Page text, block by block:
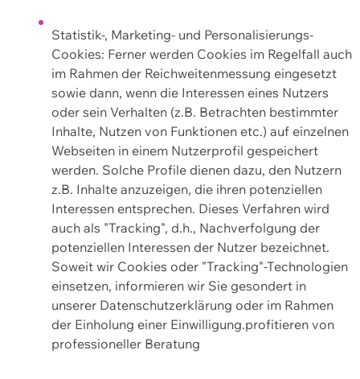
Statistik-, Marketing- und Personalisierungs-
Cookies: Ferner werden Cookies im Regelfall auch
im Rahmen der Reichweitenmessung eingesetzt
sowie dann, wenn die Interessen eines Nutzers
oder sein Verhalten (z.B. Betrachten bestimmter
Inhalte, Nutzen von Funktionen etc.) auf einzelnen
Webseiten in einem Nutzerprofil gespeichert
werden. Solche Profile dienen dazu, den Nutzern
z.B. Inhalte anzuzeigen, die ihren potenziellen
Interessen entsprechen. Dieses Verfahren wird
auch als "Tracking", d.h., Nachverfolgung der
potenziellen Interessen der Nutzer bezeichnet.
Soweit wir Cookies oder "Tracking"-Technologien
einsetzen, informieren wir Sie gesondert in
unserer Datenschutzerklärung oder im Rahmen
der Einholung einer Einwilligung.profitieren von
professioneller Beratung